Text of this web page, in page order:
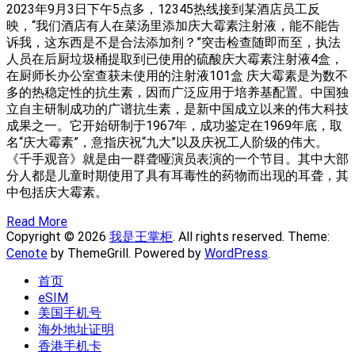
2023年9月3日下午5点多，12345热线接到某酒店员工反
映，“我们酒店有人在菜汤里添加庆大霉素注射液，能不能告
诉我，这东西是不是合法添加剂？”突击检查随即而至，执法
人员在后厨垃圾桶提取到已使用的硫酸庆大霉素注射液4盒，
在厨师长办公室查获未使用的注射液101盒 庆大霉素是为数不
多的热稳定性的抗生素，因而广泛应用于培养基配置。中国独
立自主研制成功的广谱抗生素，是新中国成立以来的伟大科技
成果之一。它开始研制于1967年，成功鉴定在1969年底，取
名“庆大霉素”，意指庆祝“九大”以及庆祝工人阶级的伟大。
《千手观音》就是由一群聋哑演员表演的一个节目。其中大部
分人都是儿童时期使用了具有耳毒性的药物而出现的耳聋，其
中包括庆大霉素。
Read More
Copyright © 2026 我是王掌柜. All rights reserved. Theme:
Cenote by ThemeGrill. Powered by WordPress.
首页
eSIM
美国手机号
海外地址证明
香港手机卡